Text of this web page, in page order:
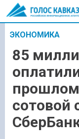
ЭКОНОМИКА
85
прошлом
сотовой